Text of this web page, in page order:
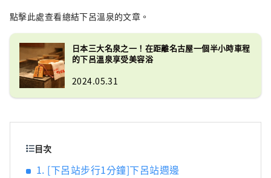
池、健身房、美容院和酒吧。 晚餐有日式懷石
料理、法式、中式三種選擇。 還有可以品嚐飛
鎢名產「飛驒牛」的套餐。 除了入住可以感受
到日本傳統的日式客房外，我們還提供附床的
客房。 來自其他國家的客人也可以感到安全和
點擊此處查看總結下呂溫泉的文章。
日本三大名泉之一！在距離名古屋一個半小時​​車程
的下呂溫泉享受美容浴
2024.05.31
目次
1. [下呂站步行1分鐘]下呂站週邊